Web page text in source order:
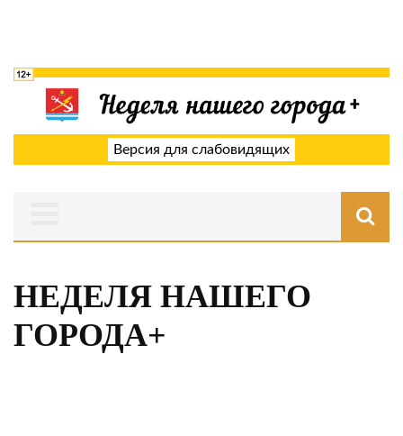
Версия для слабовидящих
НЕДЕЛЯ НАШЕГО
ГОРОДА+